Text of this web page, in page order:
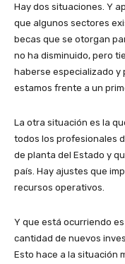
Hay dos situaciones. Y
que algunos sectores
becas que se otorgan
no ha disminuido, pero
haberse especializado y
estamos frente a un
La otra situación es la
todos los profesionales
de planta del Estado y
país. Hay ajustes que
recursos operativos.
Y que está ocurriendo
cantidad de nuevos
Esto hace a la situación